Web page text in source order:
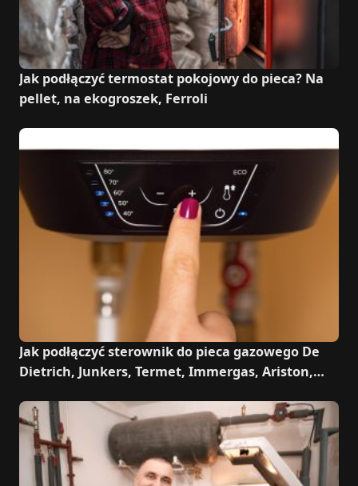
Jak podłączyć termostat pokojowy do pieca? Na
pellet, na ekogroszek, Ferroli
Jak podłączyć sterownik do pieca gazowego De
Dietrich, Junkers, Termet, Immergas, Ariston,